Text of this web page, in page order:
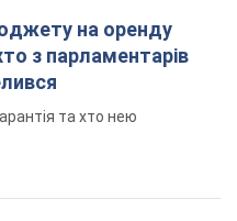
на оренду
з парламентарів
та хто нею